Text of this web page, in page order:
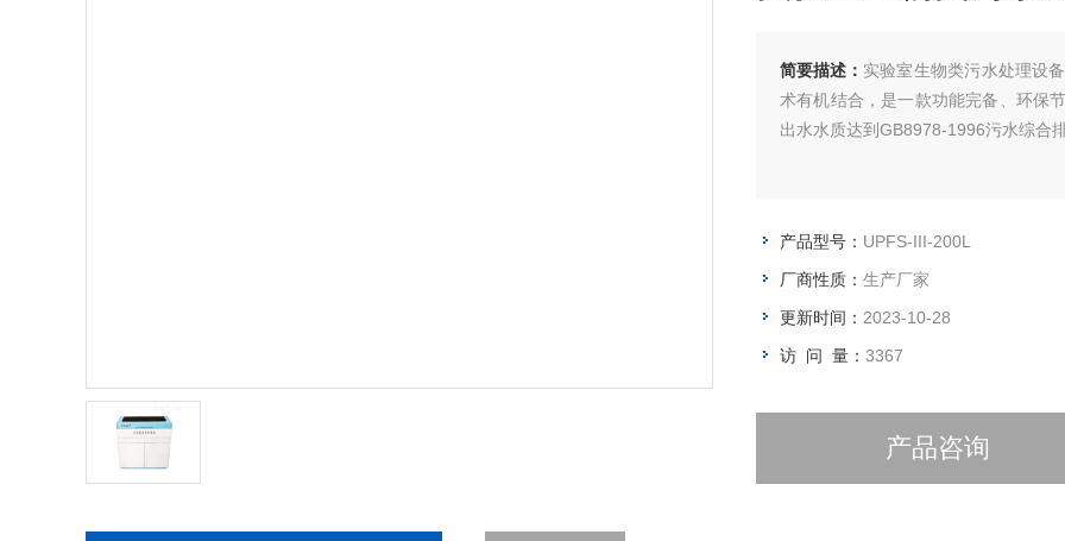
简要描述： 实验室生物类污水处理设
术有机结合，是一款功能完备、环保
出水水质达到GB8978-1996污水综合
产品型号： UPFS-III-200L
厂商性质： 生产厂家
更新时间： 2023-10-28
访 问 量： 3367
产品咨询